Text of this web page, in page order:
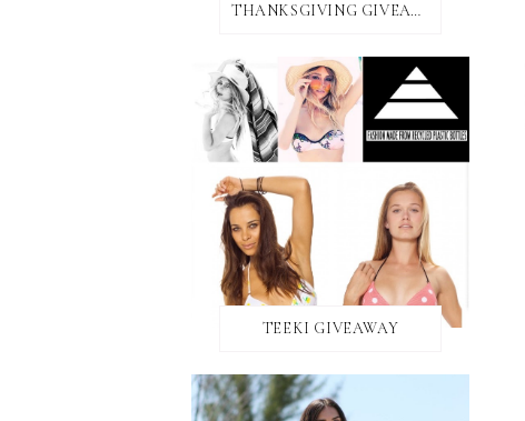
THANKSGIVING GIVEAWAY!
TEEKI GIVEAWAY